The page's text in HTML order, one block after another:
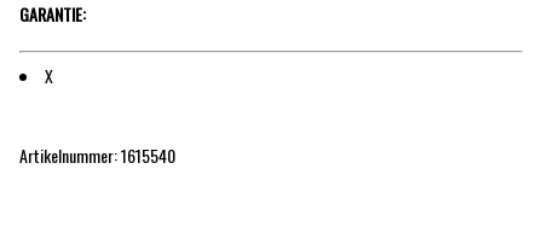
GARANTIE:
X
Artikelnummer: 1615540